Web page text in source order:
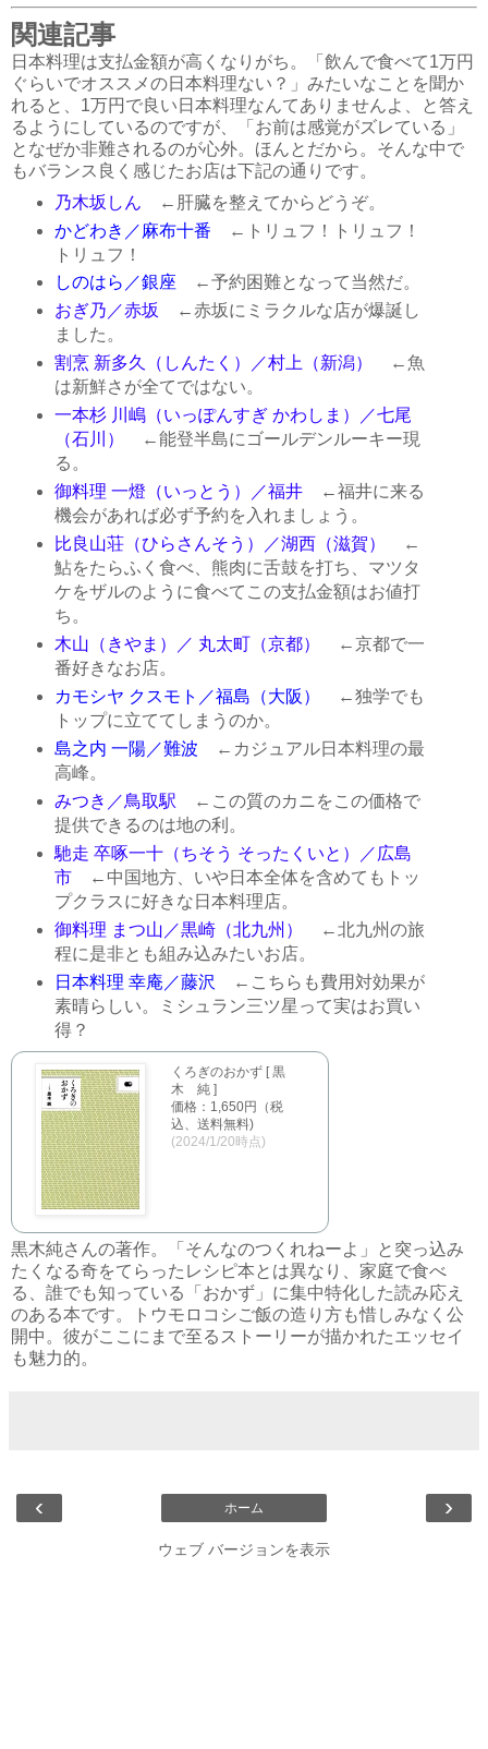
関連記事
日本料理は支払金額が高くなりがち。「飲んで食べて1万円
ぐらいでオススメの日本料理ない？」みたいなことを聞か
れると、1万円で良い日本料理なんてありませんよ、と答え
るようにしているのですが、「お前は感覚がズレている」
となぜか非難されるのが心外。ほんとだから。そんな中で
もバランス良く感じたお店は下記の通りです。
乃木坂しん ←肝臓を整えてからどうぞ。
かどわき／麻布十番 ←トリュフ！トリュフ！
トリュフ！
しのはら／銀座 ←予約困難となって当然だ。
おぎ乃／赤坂 ←赤坂にミラクルな店が爆誕し
ました。
割烹 新多久（しんたく）／村上（新潟）
←魚
は新鮮さが全てではない。
一本杉 川嶋（いっぽんすぎ かわしま）／七尾
（石川）
←能登半島にゴールデンルーキー現
る。
御料理 一燈（いっとう）／福井←福井に来る
機会があれば必ず予約を入れましょう。
比良山荘（ひらさんそう）／湖西（滋賀）
←
鮎をたらふく食べ、熊肉に舌鼓を打ち、マツタ
ケをザルのように食べてこの支払金額はお値打
ち。
木山（きやま）／ 丸太町（京都）
←京都で一
番好きなお店。
カモシヤ クスモト／福島（大阪）
←独学でも
トップに立ててしまうのか。
島之内 一陽／難波 ←カジュアル日本料理の最
高峰。
みつき／鳥取駅 ←この質のカニをこの価格で
提供できるのは地の利。
馳走 卒啄一十（ちそう そったくいと）／広島
市←中国地方、いや日本全体を含めてもトッ
プクラスに好きな日本料理店。
御料理 まつ山／黒崎（北九州）
←北九州の旅
程に是非とも組み込みたいお店。
日本料理 幸庵／藤沢 ←こちらも費用対効果が
素晴らしい。ミシュラン三ツ星って実はお買い
得？
くろぎのおかず [ 黒
木 純 ]
価格：1,650円（税
込、送料無料)
(2024/1/20時点)
黒木純さんの著作。「そんなのつくれねーよ」と突っ込み
たくなる奇をてらったレシピ本とは異なり、家庭で食べ
る、誰でも知っている「おかず」に集中特化した読み応え
のある本です。トウモロコシご飯の造り方も惜しみなく公
開中。彼がここにまで至るストーリーが描かれたエッセイ
も魅力的。
‹ ›
ホーム
ウェブ バージョンを表示